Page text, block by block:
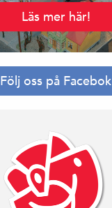
Läs mer här!
Följ oss på Facebok